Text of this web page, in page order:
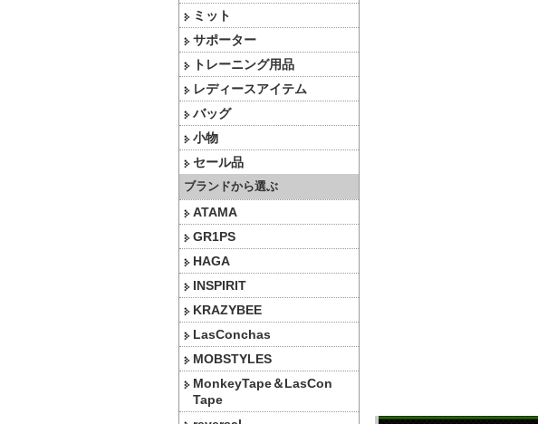
ミット
サポーター
トレーニング用品
レディースアイテム
バッグ
小物
セール品
ブランドから選ぶ
ATAMA
GR1PS
HAGA
INSPIRIT
KRAZYBEE
LasConchas
MOBSTYLES
MonkeyTape＆LasCon
Tape